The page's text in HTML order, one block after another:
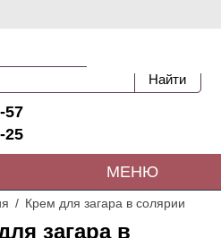
57
25
МЕНЮ
Крем для загара в солярии
загара в